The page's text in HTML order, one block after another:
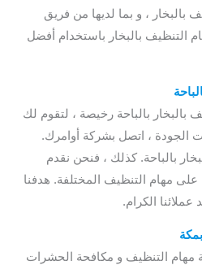
بالبخار ، و بما لديها من فريق
التنظيف بالبخار باستخدام أفضل
بالباحة رخيصة ، لتقوم لك
الجودة ، اتصل بشركة أوامرك.
بالباحة. كذلك ، فنحن نقدم
مهام التنظيف المختلفة. هدفنا
الكرام.
بمكة
مهام التنظيف و مكافحة الحشرات